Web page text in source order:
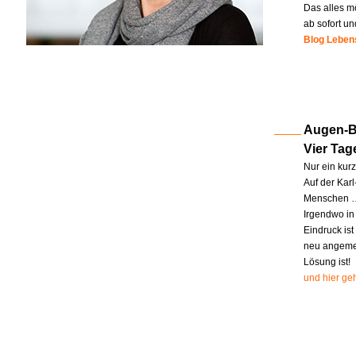
Das alles
ab sofort
Blog
Augen-
Vier
Nur ein
Auf der
Menschen
Irgendwo
Eindruck
neu
Lösung ist!
und hier